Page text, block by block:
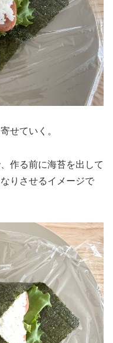
せていく。
作る前に海苔を出して
りさせるイメージで